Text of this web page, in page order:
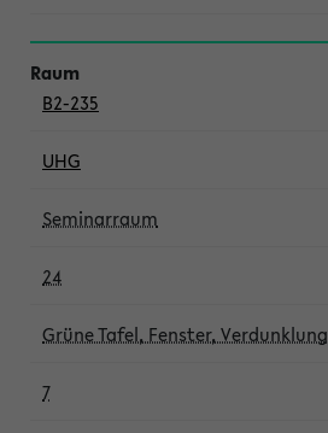
B2-235
UHG
Seminarraum
24
Grüne Tafel, Fenster,
7